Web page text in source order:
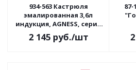
934-563 Кастрюля
эмалированная 3,6л
индукция, AGNESS, серия
ФРУКТОВАЯ КОРЗИНА
2 145руб./шт